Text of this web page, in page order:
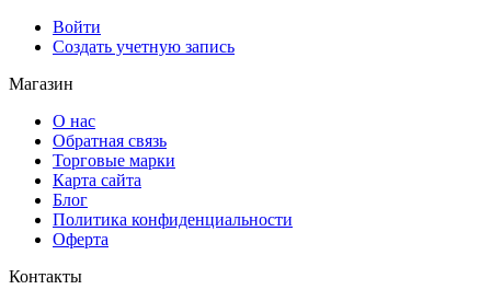
Войти
Создать учетную запись
Магазин
О нас
Обратная связь
Торговые марки
Карта сайта
Блог
Политика конфиденциальности
Оферта
Контакты